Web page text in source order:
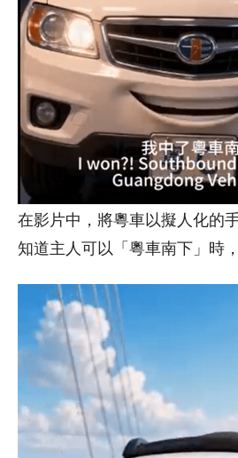
在影片中，將粵車以擬人化的
知道主人可以「粵車南下」時